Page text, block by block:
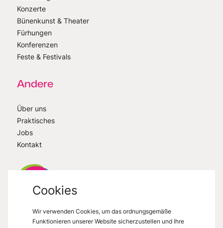
Konzerte
Bünenkunst & Theater
Fürhungen
Konferenzen
Feste & Festivals
Andere
Über uns
Praktisches
Jobs
Kontakt
VisitMons 2026- All right reserved
Cookies
Wir verwenden Cookies, um das ordnungsgemäße
Funktionieren unserer Website sicherzustellen und Ihre